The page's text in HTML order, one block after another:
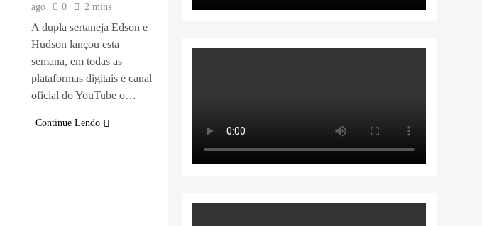
ago
0 2 mins
A dupla sertaneja Edson e
Hudson lançou esta
semana, em todas as
plataformas digitais e canal
oficial do YouTube o…
Continue Lendo